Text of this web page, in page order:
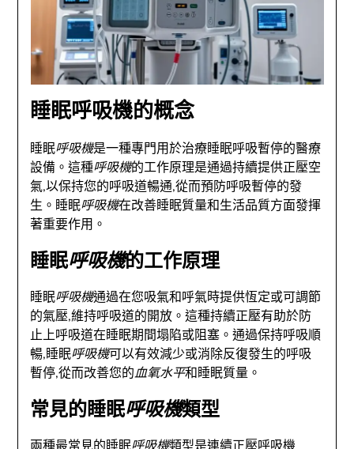
睡眠呼吸機的概念
睡眠呼吸機是一種專門用於治療睡眠呼吸暫停的醫療
設備。這種呼吸機的工作原理是通過持續提供正壓空
氣,以保持您的呼吸道暢通,從而預防呼吸暫停的發
生。睡眠呼吸機在改善睡眠質量和生活品質方面發揮
著重要作用。
睡眠呼吸機的工作原理
睡眠呼吸機通過在您吸氣和呼氣時提供恆定或可調節
的氣壓,維持呼吸道的開放。這種持續正壓有助於防
止上呼吸道在睡眠期間塌陷或阻塞。通過保持呼吸順
暢,睡眠呼吸機可以有效減少或消除反復發生的呼吸
暫停,從而改善您的血氧水平和睡眠質量。
常見的睡眠呼吸機類型